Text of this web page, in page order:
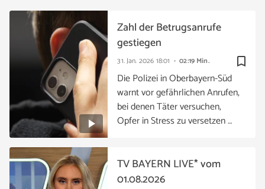
bookmark_border
31. Jan. 2026 18:01 02:19 Min.
Zahl der Betrugsanrufe
gestiegen
Die Polizei in Oberbayern-Süd
warnt vor gefährlichen Anrufen,
bei denen Täter versuchen,
Opfer in Stress zu versetzen …
TV BAYERN LIVE* vom
01.08.2026